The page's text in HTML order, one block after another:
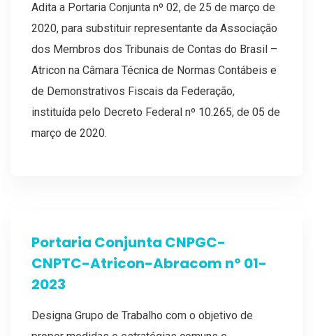
Adita a Portaria Conjunta nº 02, de 25 de março de
2020, para substituir representante da Associação
dos Membros dos Tribunais de Contas do Brasil –
Atricon na Câmara Técnica de Normas Contábeis e
de Demonstrativos Fiscais da Federação,
instituída pelo Decreto Federal nº 10.265, de 05 de
março de 2020.
Portaria Conjunta CNPGC-
CNPTC-Atricon-Abracom nº 01-
2023
Designa Grupo de Trabalho com o objetivo de